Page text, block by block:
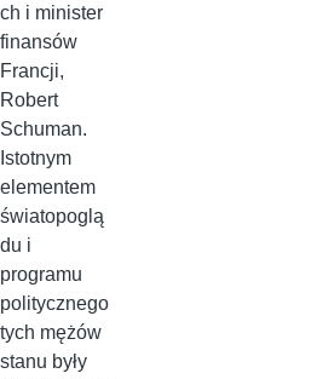
ch i minister
finansów
Francji,
Robert
Schuman.
Istotnym
elementem
światopoglą
du i
programu
politycznego
tych mężów
stanu były